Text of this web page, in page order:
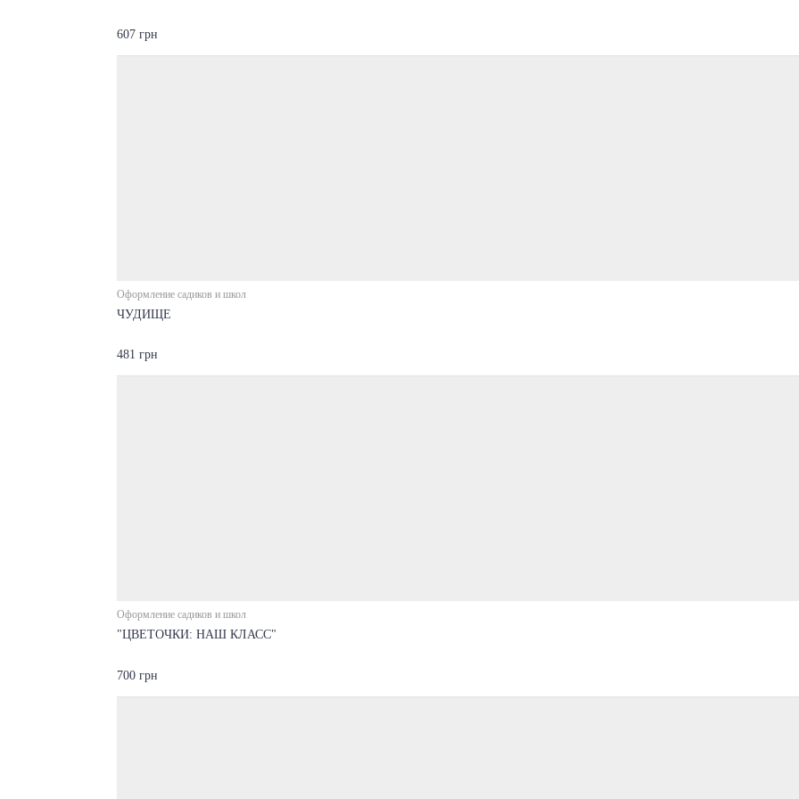
607 грн
Оформление садиков и школ
ЧУДИЩЕ
481 грн
Оформление садиков и школ
"ЦВЕТОЧКИ: НАШ КЛАСС"
700 грн